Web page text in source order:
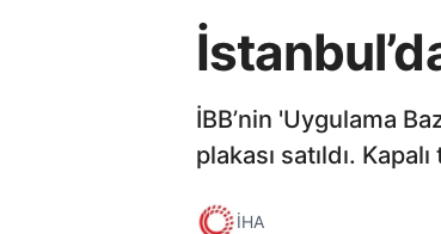
İBB’nin 'Uygulama
plakası satıldı.
İHA